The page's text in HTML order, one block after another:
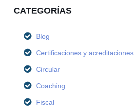
CATEGORÍAS
Blog
Certificaciones y acreditaciones
Circular
Coaching
Fiscal